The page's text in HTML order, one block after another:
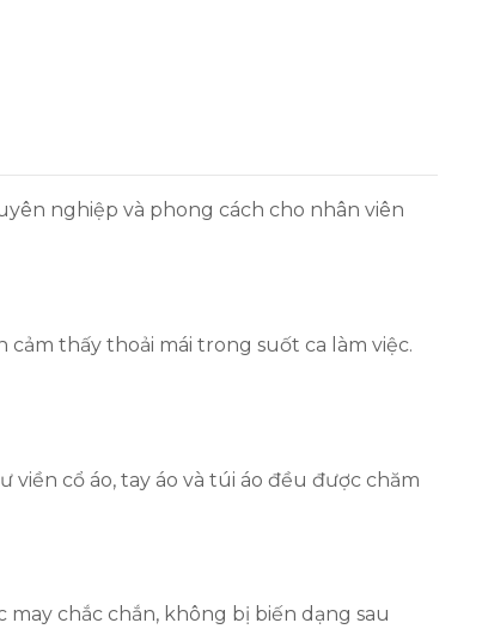
nghiệp và phong cách cho nhân viên
thấy thoải mái trong suốt ca làm việc.
viền cổ áo, tay áo và túi áo đều được chăm
chắc chắn, không bị biến dạng sau